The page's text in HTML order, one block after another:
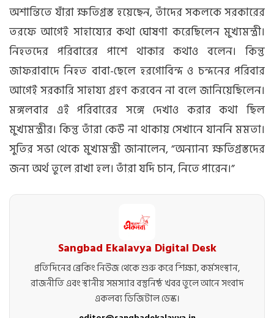
অশান্তিতে যাঁরা ক্ষতিগ্রস্ত হয়েছেন, তাঁদের সকলকে সরকারের
তরফে আগেই সাহায্যের কথা ঘোষণা করেছিলেন মুখ্যমন্ত্রী।
নিহতদের পরিবারের পাশে থাকার কথাও বলেন। কিন্তু
জাফরাবাদে নিহত বাবা-ছেলে হরগোবিন্দ ও চন্দনের পরিবার
আগেই সরকারি সাহায্য গ্রহণ করবেন না বলে জানিয়েছিলেন।
মঙ্গলবার এই পরিবারের সঙ্গে দেখাও করার কথা ছিল
মুখ্যমন্ত্রীর। কিন্তু তাঁরা কেউ না থাকায় সেখানে যাননি মমতা।
সুতির সভা থেকে মুখ্যমন্ত্রী জানালেন, ”অন্যান্য ক্ষতিগ্রস্তদের
জন্য অর্থ তুলে রাখা হল। তাঁরা যদি চান, নিতে পারেন।”
Sangbad Ekalavya Digital Desk
প্রতিদিনের ব্রেকিং নিউজ থেকে শুরু করে শিক্ষা, কর্মসংস্থান,
রাজনীতি এবং স্থানীয় সমস্যার বস্তুনিষ্ঠ খবর তুলে আনে সংবাদ
একলব্য ডিজিটাল ডেস্ক।